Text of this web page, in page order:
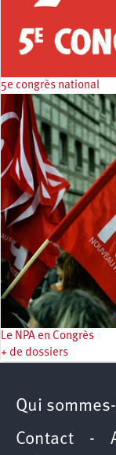
5e congrès national
Le NPA en Congrès
+ de dossiers
Qui
Contact -